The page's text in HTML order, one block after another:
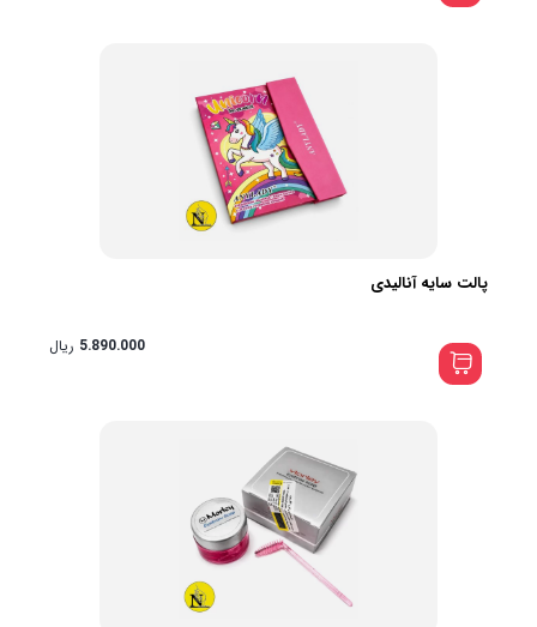
پالت سایه آنالیدی
5.890.000 ریال